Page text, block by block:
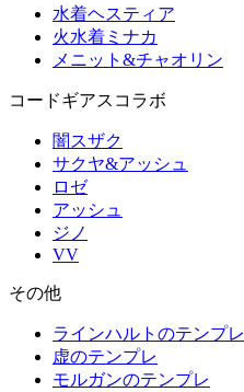
水着ヘスティア
火水着ミナカ
メニット&チャオリン
コードギアスコラボ
闇スザク
サクヤ&アッシュ
ロゼ
アッシュ
ジノ
VV
その他
ラインハルトのテンプレ
虚のテンプレ
モルガンのテンプレ